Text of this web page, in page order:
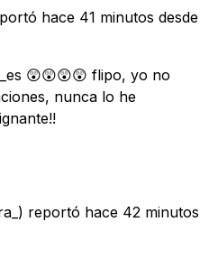
hace 41 minutos desde
😲😲😲😲 flipo, yo no
nunca lo he
reportó hace 42 minutos